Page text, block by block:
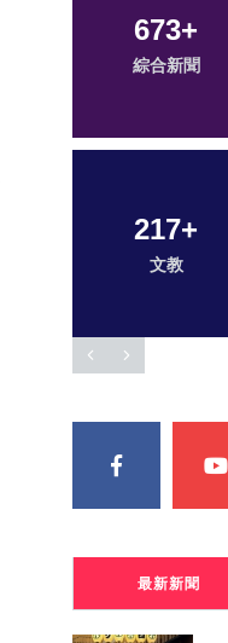
154+
旅遊
109+
專欄
最新新聞